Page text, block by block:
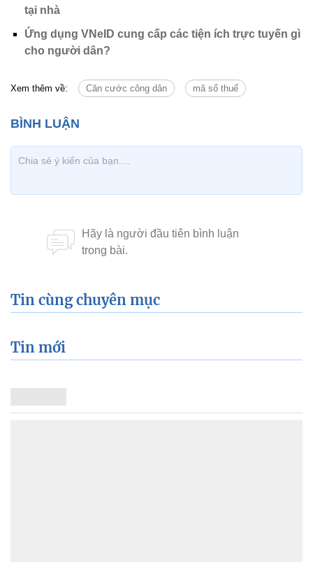
tại nhà
Ứng dụng VNeID cung cấp các tiện ích trực tuyến gì
cho người dân?
Xem thêm về: Căn cước công dân mã số thuế
Tin cùng chuyên mục
Tin mới